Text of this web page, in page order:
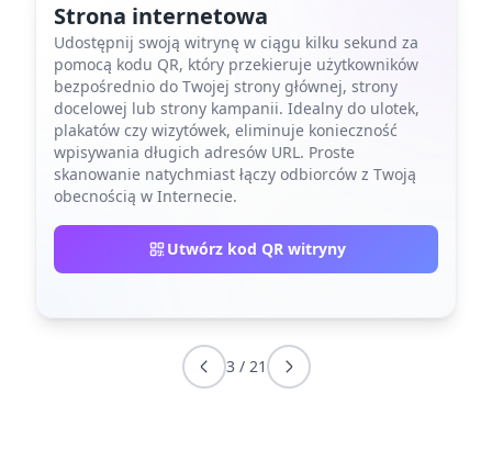
Strona internetowa
Udostępnij swoją witrynę w ciągu kilku sekund za
pomocą kodu QR, który przekieruje użytkowników
bezpośrednio do Twojej strony głównej, strony
docelowej lub strony kampanii. Idealny do ulotek,
plakatów czy wizytówek, eliminuje konieczność
wpisywania długich adresów URL. Proste
skanowanie natychmiast łączy odbiorców z Twoją
obecnością w Internecie.
Utwórz kod QR witryny
3/ 21